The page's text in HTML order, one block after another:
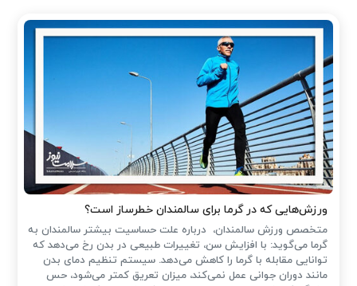
ورزش‌هایی که در گرما برای سالمندان خطرساز است؟
متخصص ورزش سالمندان، درباره علت حساسیت بیشتر سالمندان به
گرما می‌گوید: با افزایش سن، تغییرات طبیعی در بدن رخ می‌دهد که
توانایی مقابله با گرما را کاهش می‌دهد. سیستم تنظیم دمای بدن
مانند دوران جوانی عمل نمی‌کند، میزان تعریق کمتر می‌شود، حس